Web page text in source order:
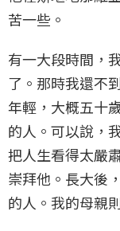
苦一些。
有一大段時間，
了。那時我還不
年輕，大概五十
的人。可以說，
把人生看得太嚴
崇拜他。長大後
的人。我的母親